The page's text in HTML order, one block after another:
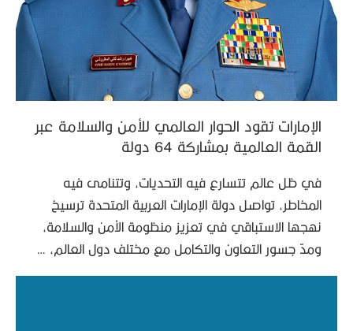
الإمارات تقود الحوار العالمي للأمن والسلامة عبر
القمة العالمية بمشاركة 64 دولة
في ظل عالم تتسارع فيه التحديات، وتتنامى فيه
المخاطر، تواصل دولة الإمارات العربية المتحدة ترسيخ
نهجها الاستباقي في تعزيز منظومة الأمن والسلامة،
ومدّ جسور التعاون والتكامل مع مختلف دول العالم، …